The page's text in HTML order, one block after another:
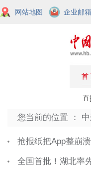
网站地图 企业邮箱
您当前的位置 ：
抢报纸把App整崩
全国首批！湖北率